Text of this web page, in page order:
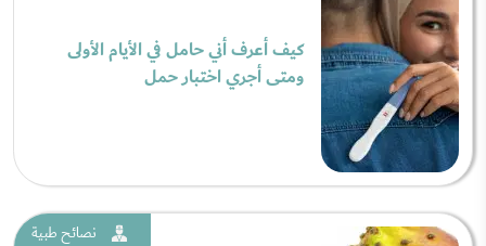
كيف أعرف أني حامل في الأيام الأولى
ومتى أجري اختبار حمل
نصائح طبية